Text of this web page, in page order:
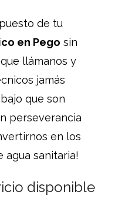
de tu
en Pego sin
llámanos y
jamás
que son
perseverancia
en los
agua sanitaria!
disponible